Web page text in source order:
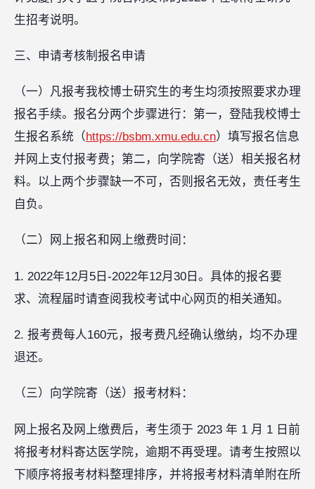
生招考说明。
三、申请考核制报名申请
（一）凡报考我校博士研究生的考生均须按照要求办理
报名手续。报名分两个步骤进行：第一，登陆我校博士
生报名系统（https://bsbm.xmu.edu.cn）填写报名信息
并网上支付报考费；第二，向学院寄（送）相关报名材
料。以上两个步骤缺一不可，否则报名无效，责任考生
自负。
（二）网上报名和网上缴费时间：
1. 2022年12月5日-2022年12月30日。具体的报名要
求、流程届时请查阅我校考试中心网页的相关通知。
2. 报考费每人160元，报考费凡经确认缴纳，均不办理
退还。
（三）向学院寄（送）报考材料：
网上报名及网上缴费后，考生须于 2023 年 1 月 1 日前
将报考材料寄达医学院，逾期不再受理。请考生按照以
下顺序将报考材料整理排序，并将报考材料清单附在所